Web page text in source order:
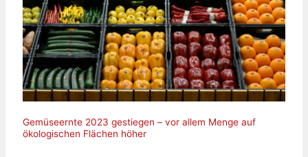
Gemüseernte 2023 gestiegen – vor allem Menge auf
ökologischen Flächen höher